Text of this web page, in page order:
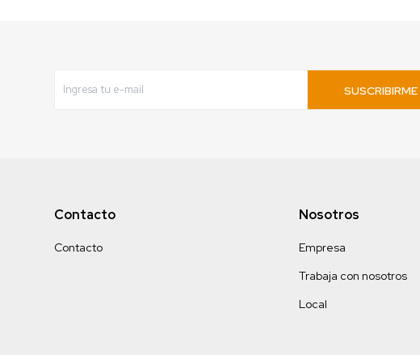
SUSCRIBIRME
Contacto
Contacto
Nosotros
Empresa
Trabaja con nosotros
Local